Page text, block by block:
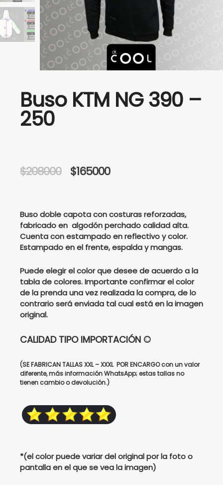
Buso KTM NG 390 –
250
$208000
Original
was:
$208000.
$165000Current
is:
$165000.
Buso doble capota con costuras reforzadas,
fabricado en algodón perchado calidad alta.
Cuenta con estampado en reflectivo y color.
Estampado en el frente, espalda y mangas.
Puede elegir el color que desee de acuerdo a la
tabla de colores. Importante confirmar el color
de la prenda una vez realizada la compra, de lo
contrario será enviada tal cual está en la imagen
original.
CALIDAD TIPO IMPORTACIÓN ©
(SE FABRICAN TALLAS XXL – XXXL POR ENCARGO con un valor
diferente, más información WhatsApp; estas tallas no
tienen cambio o devolución.)
*(el color puede variar del original por la foto o
pantalla en el que se vea la imagen)